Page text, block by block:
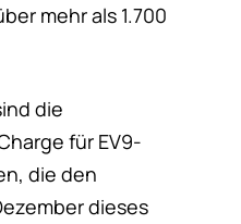
mehr als 1.700
die
für EV9-
die den
dieses